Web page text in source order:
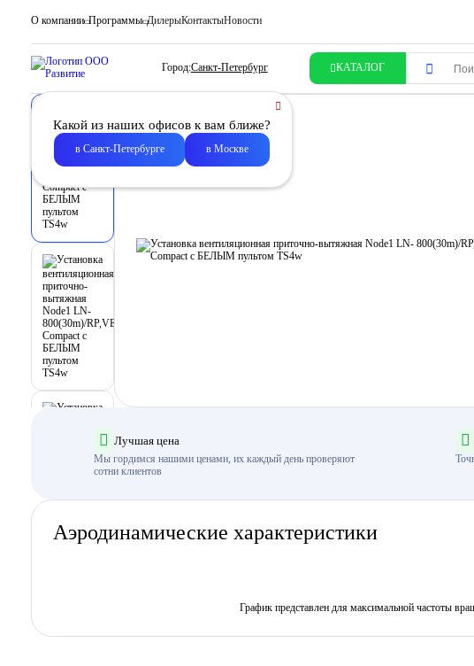
О компании Программы ДилерыКонтактыНовости
Город:Санкт-Петербург КАТАЛОГ
Какой из наших офисов к вам ближе?
в Санкт-Петербурге в Москве
Лучшая цена
Мы гордимся нашими ценами, их каждый день проверяют
сотни клиентов
Аэродинамические характеристики
График представлен для максимальной частоты